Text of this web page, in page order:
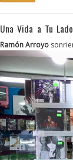
Una Vida a Tu
Ramón Arroyo